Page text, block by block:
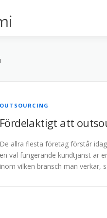
OUTSOURCING
Fördelaktigt att
De allra flesta företag förstår
en väl fungerande kundtjänst är
inom vilken bransch man verkar,